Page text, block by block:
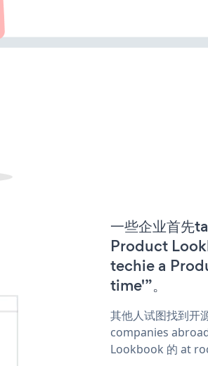
一些企业首先
Product
techie a
time'”。
其他人试图找到开
companies
Lookbook 的 at